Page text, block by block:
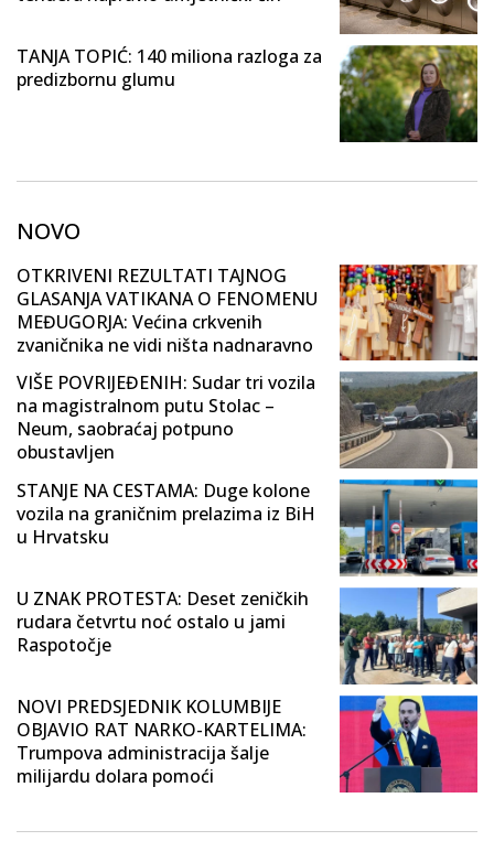
TANJA TOPIĆ: 140 miliona razloga za
predizbornu glumu
NOVO
OTKRIVENI REZULTATI TAJNOG
GLASANJA VATIKANA O FENOMENU
MEĐUGORJA: Većina crkvenih
zvaničnika ne vidi ništa nadnaravno
VIŠE POVRIJEĐENIH: Sudar tri vozila
na magistralnom putu Stolac –
Neum, saobraćaj potpuno
obustavljen
STANJE NA CESTAMA: Duge kolone
vozila na graničnim prelazima iz BiH
u Hrvatsku
U ZNAK PROTESTA: Deset zeničkih
rudara četvrtu noć ostalo u jami
Raspotočje
NOVI PREDSJEDNIK KOLUMBIJE
OBJAVIO RAT NARKO-KARTELIMA:
Trumpova administracija šalje
milijardu dolara pomoći